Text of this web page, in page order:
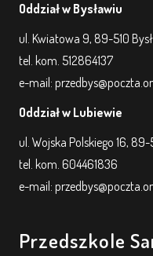
Oddział w Bysławiu
ul. Kwiatowa 9, 89-510
tel. kom. 512864137
e-mail:
Oddział w Lubiewie
ul. Wojska Polskiego 16,
tel. kom. 604461836
e-mail:
Przedszkole